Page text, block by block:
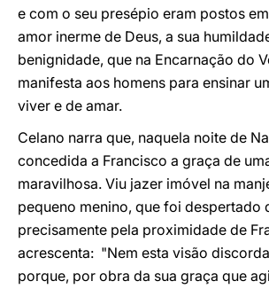
e com o seu presépio eram postos
amor inerme de Deus, a sua
benignidade, que na Encarnação do
manifesta aos homens para ensinar
viver e de amar.
Celano narra que, naquela noite de
concedida a Francisco a graça de
maravilhosa. Viu jazer imóvel na
pequeno menino, que foi despertado
precisamente pela proximidade de
acrescenta: "Nem esta visão
porque, por obra da sua graça que